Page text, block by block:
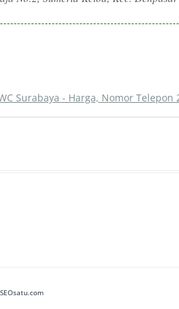
Surabaya - Harga, Nomor Telepon